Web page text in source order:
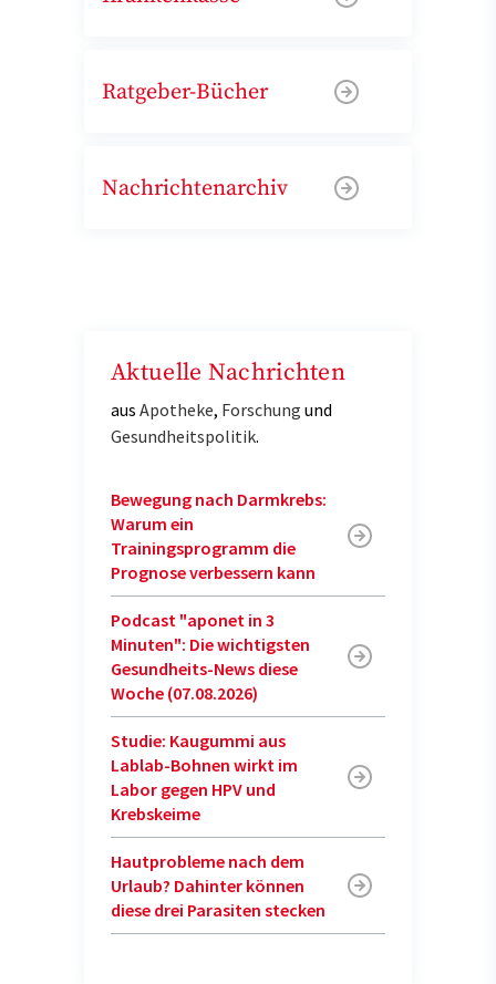
Ratgeber-Bücher
Nachrichtenarchiv
Aktuelle Nachrichten
aus Apotheke, Forschung und
Gesundheitspolitik.
Bewegung nach Darmkrebs:
Warum ein
Trainingsprogramm die
Prognose verbessern kann
Podcast "aponet in 3
Minuten": Die wichtigsten
Gesundheits-News diese
Woche (07.08.2026)
Studie: Kaugummi aus
Lablab-Bohnen wirkt im
Labor gegen HPV und
Krebskeime
Hautprobleme nach dem
Urlaub? Dahinter können
diese drei Parasiten stecken